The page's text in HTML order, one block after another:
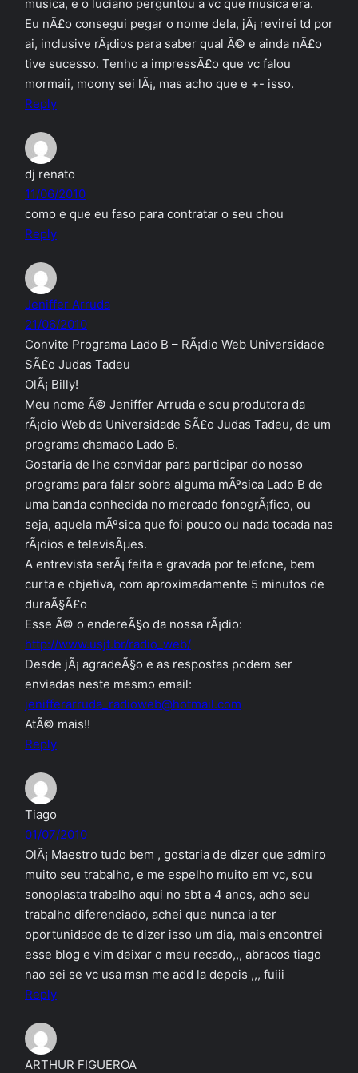
musica, e o luciano perguntou a vc que musica era.
Eu nÃ£o consegui pegar o nome dela, jÃ¡ revirei td por
ai, inclusive rÃ¡dios para saber qual Ã© e ainda nÃ£o
tive sucesso. Tenho a impressÃ£o que vc falou
mormaii, moony sei lÃ¡, mas acho que e +- isso.
Reply
dj renato
11/06/2010
como e que eu faso para contratar o seu chou
Reply
Jeniffer Arruda
21/06/2010
Convite Programa Lado B – RÃ¡dio Web Universidade
SÃ£o Judas Tadeu
OlÃ¡ Billy!
Meu nome Ã© Jeniffer Arruda e sou produtora da
rÃ¡dio Web da Universidade SÃ£o Judas Tadeu, de um
programa chamado Lado B.
Gostaria de lhe convidar para participar do nosso
programa para falar sobre alguma mÃºsica Lado B de
uma banda conhecida no mercado fonogrÃ¡fico, ou
seja, aquela mÃºsica que foi pouco ou nada tocada nas
rÃ¡dios e televisÃµes.
A entrevista serÃ¡ feita e gravada por telefone, bem
curta e objetiva, com aproximadamente 5 minutos de
duraÃ§Ã£o
Esse Ã© o endereÃ§o da nossa rÃ¡dio:
http://www.usjt.br/radio_web/
Desde jÃ¡ agradeÃ§o e as respostas podem ser
enviadas neste mesmo email:
jenifferarruda_radioweb@hotmail.com
AtÃ© mais!!
Reply
Tiago
01/07/2010
OlÃ¡ Maestro tudo bem , gostaria de dizer que admiro
muito seu trabalho, e me espelho muito em vc, sou
sonoplasta trabalho aqui no sbt a 4 anos, acho seu
trabalho diferenciado, achei que nunca ia ter
oportunidade de te dizer isso um dia, mais encontrei
esse blog e vim deixar o meu recado,,, abracos tiago
nao sei se vc usa msn me add la depois ,,, fuiii
Reply
ARTHUR FIGUEROA